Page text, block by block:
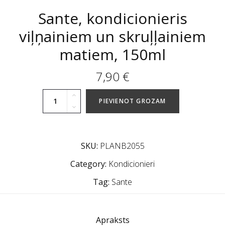
Sante, kondicionieris
viļņainiem un skruļļainiem
matiem, 150ml
7,90 €
PIEVIENOT GROZAM
SKU: PLANB2055
Category: Kondicionieri
Tag: Sante
Apraksts